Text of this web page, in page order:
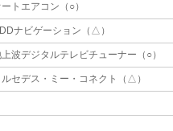
ートエアコン（○）
ナビゲーション（△）
波デジタルテレビチューナー（○）
ルセデス・ミー・コネクト（△）